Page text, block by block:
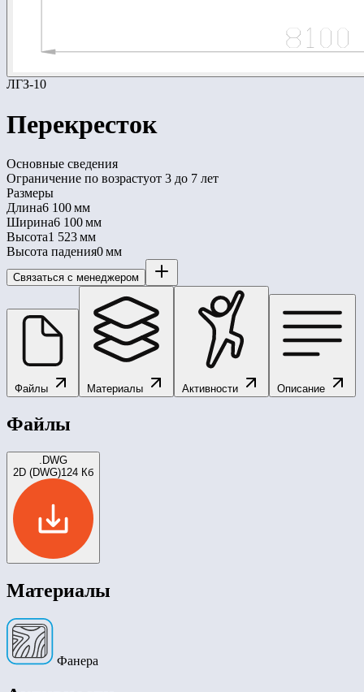
ЛГЗ-10
Перекресток
Основные сведения
Ограничение по возрастуот 3 до 7 лет
Размеры
Длина6 100 мм
Ширина6 100 мм
Высота1 523 мм
Высота падения0 мм
Связаться с менеджером
Файлы Материалы Активности Описание
Файлы
.DWG
2D (DWG)124 Кб
Материалы
Фанера